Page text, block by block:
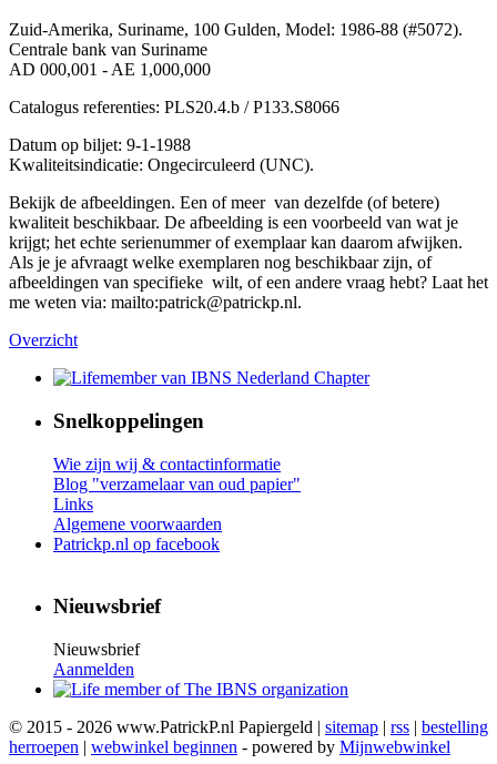
Zuid-Amerika, Suriname, 100 Gulden, Model: 1986-88 (#5072).
Centrale bank van Suriname
AD 000,001 - AE 1,000,000
Catalogus referenties: PLS20.4.b / P133.S8066
Datum op biljet: 9-1-1988
Kwaliteitsindicatie: Ongecirculeerd (UNC).
Bekijk de afbeeldingen. Een of meer van dezelfde (of betere)
kwaliteit beschikbaar. De afbeelding is een voorbeeld van wat je
krijgt; het echte serienummer of exemplaar kan daarom afwijken.
Als je je afvraagt welke exemplaren nog beschikbaar zijn, of
afbeeldingen van specifieke wilt, of een andere vraag hebt? Laat het
me weten via: mailto:patrick@patrickp.nl.
Overzicht
Snelkoppelingen
Wie zijn wij & contactinformatie
Blog "verzamelaar van oud papier"
Links
Algemene voorwaarden
Patrickp.nl op facebook
Nieuwsbrief
Nieuwsbrief
Aanmelden
© 2015 - 2026 www.PatrickP.nl Papiergeld | sitemap | rss | bestelling
herroepen | webwinkel beginnen - powered by Mijnwebwinkel